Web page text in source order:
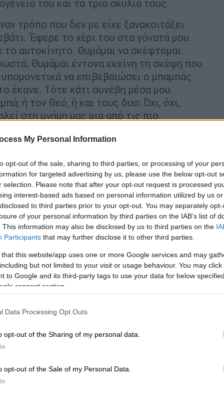
My Personal Information
opt-out of the sale, sharing to third parties, or processing of your
for targeted advertising by us, please use the below opt-out
selection. Please note that after your opt-out request is processed
interest-based ads based on personal information utilized by us
to third parties prior to your opt-out. You may separately
of your personal information by third parties on the IAB’s list of
This information may also be disclosed by us to third parties on the
Participants that may further disclose it to other third parties.
that this website/app uses one or more Google services and may
but not limited to your visit or usage behaviour. You may
to Google and its third-party tags to use your data for below
consent section.
Data Processing Opt Outs
opt-out of the Sharing of my personal data.
opt-out of the Sale of my Personal Data.
του και τα τρία σκυλιά τους.
τρόπο που δεν με είχε ξανακοιτάξει
Έφερε το χέρι του στα γόνατά μου.
αυτοκίνητο. Θυμάμαι να σκέφτομαι:
Θυμάμαι έντονα εκείνη τη σκέψη που
να επιβεβαιώσει ο μπαμπάς
έκανε. Τότε κάτι συνέβη μέσα μου.
ή τον Θεό, ή και τους δυο: Όχι, όχι,
στη μνήμη μας μια από τις πιο
δύο αγόρια, δύο νεαροί πρίγκιπες, να
τους, καθώς ολόκληρος ο
βυθισμένος στην απόλυτη θλίψη –
επίσης Ουαλίας, οδηγούνταν
άνθρωποι σε όλο τον κόσμο
αυτά τα δύο παιδιά. Επίσης,
επίσης από εκείνη την ημέρα και
τη δική του ιστορία, τη δική του
για το πώς είναι να ζεις μία ζωή ως
ως «Ρεζέρβα». Πριν από τον θάνατο
Χάρι ήταν γνωστός ως ο
ζωηρός μικρός αδελφός. Η θλίψη
δυσκολεύτηκε στο σχολείο,
και ενώ δεν σταμάτησε να
επίσης μητέρας του, παράλληλα, πάλεψε
από τα φώτα επίσης δημοσιότητας.